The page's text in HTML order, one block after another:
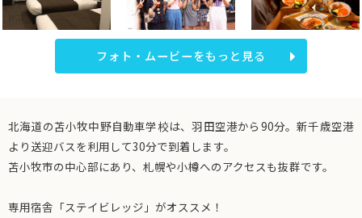
フォト・ムービーをもっと見る
北海道の苫小牧中野自動車学校は、羽田空港から90分。新千歳空港
より送迎バスを利用して30分で到着します。
苫小牧市の中心部にあり、札幌や小樽へのアクセスも抜群です。
専用宿舎「ステイビレッジ」がオススメ！